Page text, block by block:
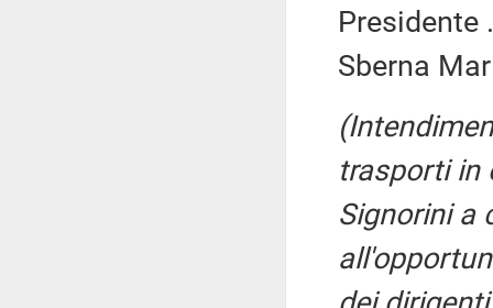
Presidente
Sberna
trasporti in
Signorini a